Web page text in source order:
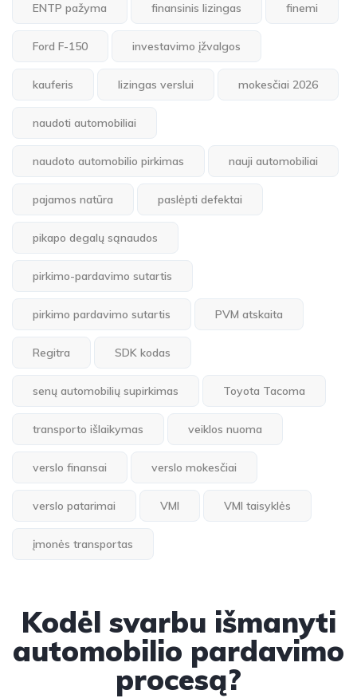
ENTP pažyma finansinis lizingas finemi
Ford F-150 investavimo įžvalgos
kauferis lizingas verslui mokesčiai 2026
naudoti automobiliai
naudoto automobilio pirkimas nauji automobiliai
pajamos natūra paslėpti defektai
pikapo degalų sąnaudos
pirkimo-pardavimo sutartis
pirkimo pardavimo sutartis PVM atskaita
Regitra SDK kodas
senų automobilių supirkimas Toyota Tacoma
transporto išlaikymas veiklos nuoma
verslo finansai verslo mokesčiai
verslo patarimai VMI VMI taisyklės
įmonės transportas
Kodėl svarbu išmanyti
automobilio pardavimo
procesą?